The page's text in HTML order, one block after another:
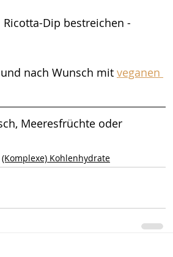
Dip bestreichen -
nach Wunsch mit veganen
Meeresfrüchte oder
(Komplexe) Kohlenhydrate